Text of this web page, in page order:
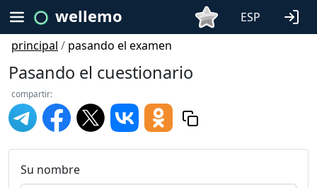
wellemo
ESP
principal / pasando el examen
Pasando el cuestionario
compartir:
Su nombre